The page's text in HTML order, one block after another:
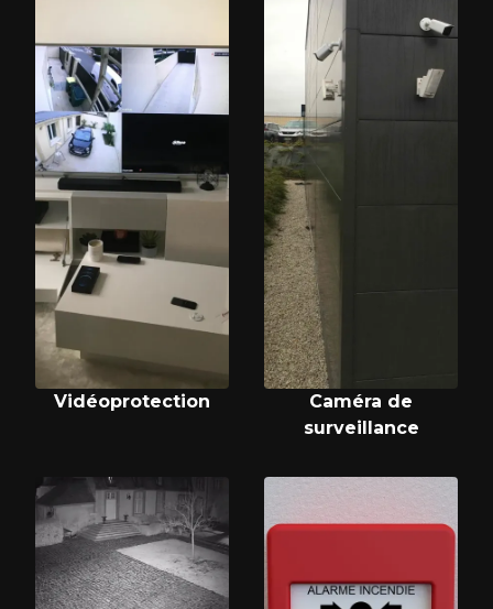
Vidéoprotection
Caméra de
surveillance